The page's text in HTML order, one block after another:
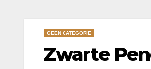
GEEN CATEGORIE
Zwarte